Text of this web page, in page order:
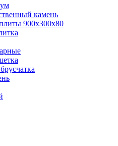
камень
900х300х80